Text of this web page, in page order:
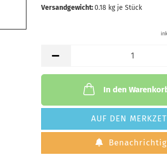
Versandgewicht:0.18 kg je Stück
In den
AUF DEN